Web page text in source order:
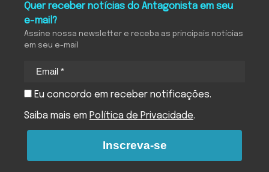
Quer receber notícias do Antagonista em seu
e-mail?
Assine nossa newsletter e receba as principais notícias
em seu e-mail
Eu concordo em receber notificações.
Saiba mais em Política de Privacidade.
Inscreva-se